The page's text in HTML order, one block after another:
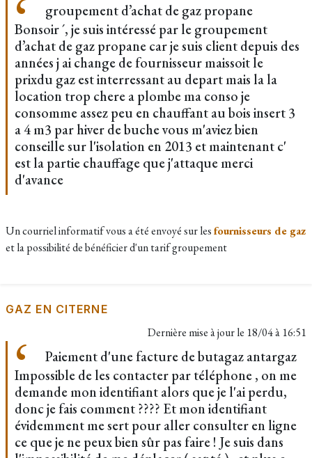
groupement d’achat de gaz propane
Bonsoir ´, je suis intéressé par le groupement
d’achat de gaz propane car je suis client depuis des
années j ai change de fournisseur maissoit le
prixdu gaz est interressant au depart mais la la
location trop chere a plombe ma conso je
consomme assez peu en chauffant au bois insert 3
a 4 m3 par hiver de buche vous m'aviez bien
conseille sur l'isolation en 2013 et maintenant c'
est la partie chauffage que j'attaque merci
d'avance
Un courriel informatif vous a été envoyé sur lesfournisseurs de gaz
et la possibilité de bénéficier d'un tarif groupement
GAZ EN CITERNE
Dernière mise à jour le 18/04 à 16:51
Paiement d'une facture de butagaz antargaz
Impossible de les contacter par téléphone , on me
demande mon identifiant alors que je l'ai perdu,
donc je fais comment ???? Et mon identifiant
évidemment me sert pour aller consulter en ligne
ce que je ne peux bien sûr pas faire ! Je suis dans